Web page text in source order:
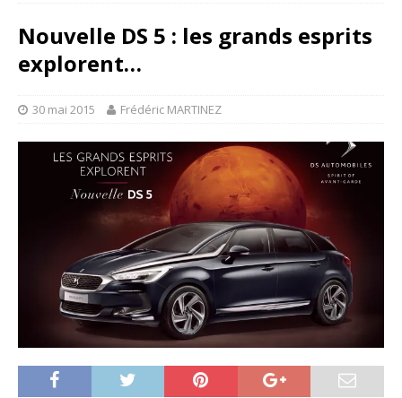
Nouvelle DS 5 : les grands esprits
explorent…
30 mai 2015 Frédéric MARTINEZ